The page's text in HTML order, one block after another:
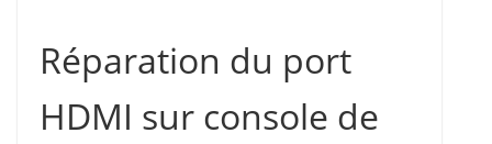
Réparation du port
HDMI sur console de